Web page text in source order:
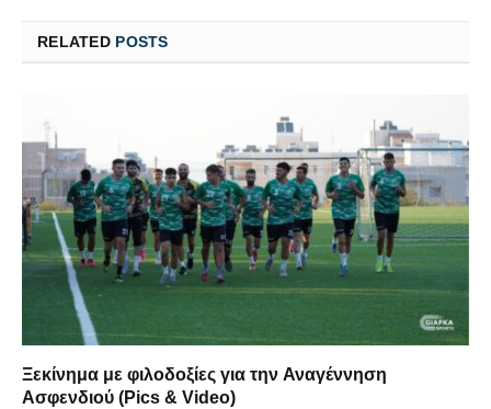
RELATED POSTS
Ξεκίνημα με φιλοδοξίες για την Αναγέννηση
Ασφενδιού (Pics & Video)